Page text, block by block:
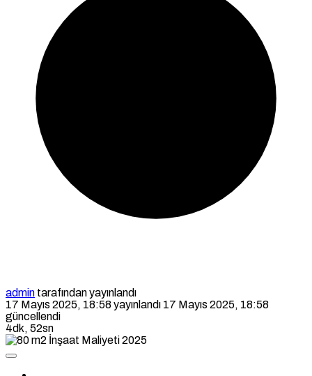
admin tarafından yayınlandı
17 Mayıs 2025, 18:58yayınlandı 17 Mayıs 2025, 18:58
güncellendi
4dk, 52sn